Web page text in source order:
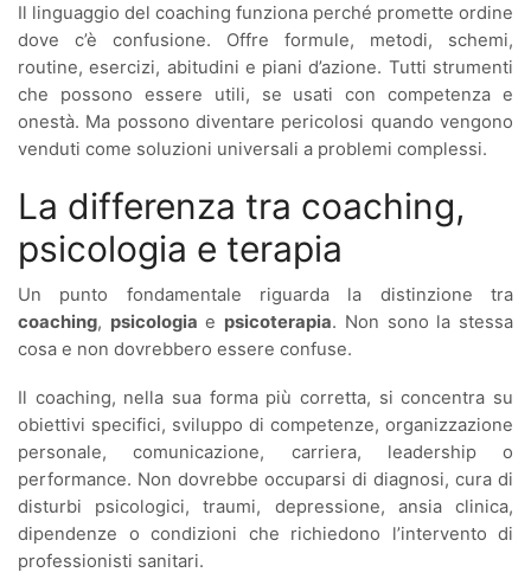
Il linguaggio del coaching funziona perché promette ordine
dove c’è confusione. Offre formule, metodi, schemi,
routine, esercizi, abitudini e piani d’azione. Tutti strumenti
che possono essere utili, se usati con competenza e
onestà. Ma possono diventare pericolosi quando vengono
venduti come soluzioni universali a problemi complessi.
La differenza tra coaching,
psicologia e terapia
Un punto fondamentale riguarda la distinzione tra
coaching, psicologia e psicoterapia. Non sono la stessa
cosa e non dovrebbero essere confuse.
Il coaching, nella sua forma più corretta, si concentra su
obiettivi specifici, sviluppo di competenze, organizzazione
personale, comunicazione, carriera, leadership o
performance. Non dovrebbe occuparsi di diagnosi, cura di
disturbi psicologici, traumi, depressione, ansia clinica,
dipendenze o condizioni che richiedono l’intervento di
professionisti sanitari.